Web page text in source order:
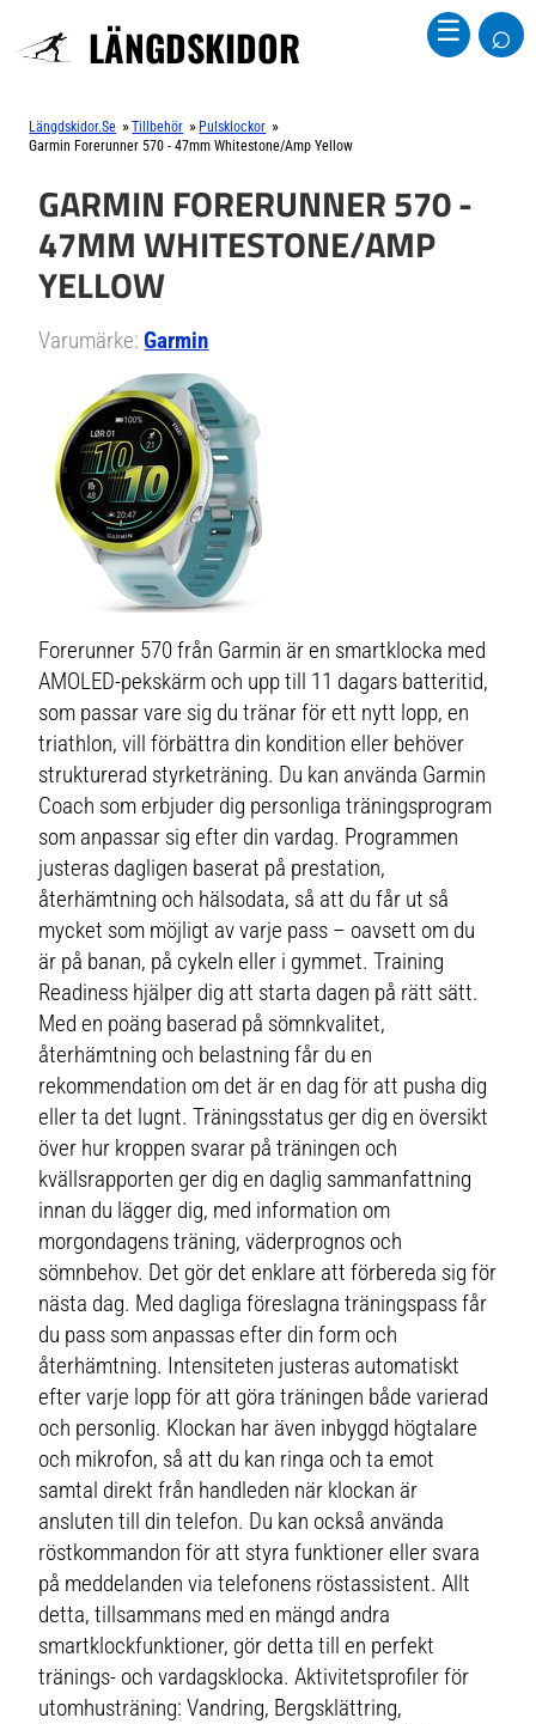
LÄNGDSKIDOR ☰ ⌕
Längdskidor.se »Tillbehör » Pulsklockor »
Garmin Forerunner 570 - 47mm Whitestone/amp Yellow
GARMIN FORERUNNER 570 -
47MM WHITESTONE/AMP
YELLOW
Varumärke:Garmin
Forerunner 570 från Garmin är en smartklocka med
AMOLED-pekskärm och upp till 11 dagars batteritid,
som passar vare sig du tränar för ett nytt lopp, en
triathlon, vill förbättra din kondition eller behöver
strukturerad styrketräning. Du kan använda Garmin
Coach som erbjuder dig personliga träningsprogram
som anpassar sig efter din vardag. Programmen
justeras dagligen baserat på prestation,
återhämtning och hälsodata, så att du får ut så
mycket som möjligt av varje pass – oavsett om du
är på banan, på cykeln eller i gymmet. Training
Readiness hjälper dig att starta dagen på rätt sätt.
Med en poäng baserad på sömnkvalitet,
återhämtning och belastning får du en
rekommendation om det är en dag för att pusha dig
eller ta det lugnt. Träningsstatus ger dig en översikt
över hur kroppen svarar på träningen och
kvällsrapporten ger dig en daglig sammanfattning
innan du lägger dig, med information om
morgondagens träning, väderprognos och
sömnbehov. Det gör det enklare att förbereda sig för
nästa dag. Med dagliga föreslagna träningspass får
du pass som anpassas efter din form och
återhämtning. Intensiteten justeras automatiskt
efter varje lopp för att göra träningen både varierad
och personlig. Klockan har även inbyggd högtalare
och mikrofon, så att du kan ringa och ta emot
samtal direkt från handleden när klockan är
ansluten till din telefon. Du kan också använda
röstkommandon för att styra funktioner eller svara
på meddelanden via telefonens röstassistent. Allt
detta, tillsammans med en mängd andra
smartklockfunktioner, gör detta till en perfekt
tränings- och vardagsklocka. Aktivitetsprofiler för
utomhusträning: Vandring, Bergsklättring,